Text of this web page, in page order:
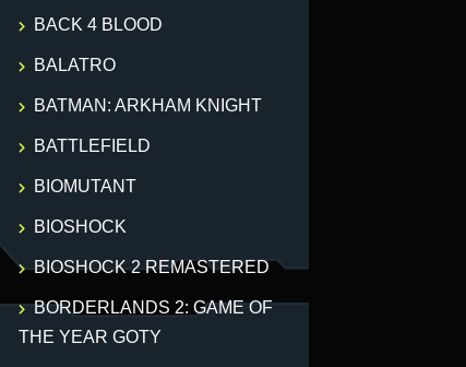
BACK 4 BLOOD
BALATRO
BATMAN: ARKHAM KNIGHT
BATTLEFIELD
BIOMUTANT
BIOSHOCK
BIOSHOCK 2 REMASTERED
BORDERLANDS 2: GAME OF
THE YEAR GOTY